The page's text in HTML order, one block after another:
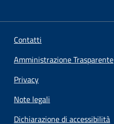
Contatti
Amministrazione Trasparente
Privacy
Note legali
Dichiarazione di accessibilità